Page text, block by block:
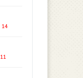
14
11